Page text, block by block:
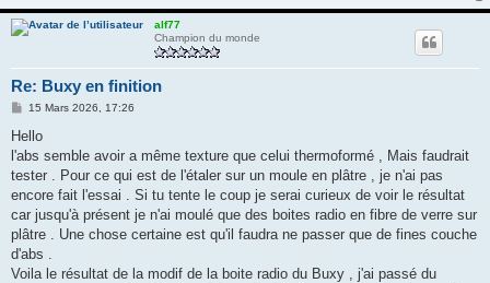
alf77
Champion du monde
Re: Buxy en finition
M
s
a
g
15 Mars 2026, 17:26
Hello
l'abs semble avoir a même texture que celui thermoformé , Mais faudrait
tester . Pour ce qui est de l'étaler sur un moule en plâtre , je n'ai pas
encore fait l'essai . Si tu tente le coup je serai curieux de voir le résultat
car jusqu'à présent je n'ai moulé que des boites radio en fibre de verre sur
plâtre . Une chose certaine est qu'il faudra ne passer que de fines couche
d'abs .
Voila le résultat de la modif de la boite radio du Buxy , j'ai passé du